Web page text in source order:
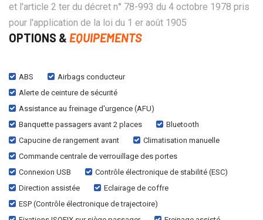
et l'article 2 ter du décret n° 78-993 du 4 octobre 1978 pris
pour l'application de la loi du 1 er août 1905
OPTIONS & EQUIPEMENTS
ABS
Airbags conducteur
Alerte de ceinture de sécurité
Assistance au freinage d'urgence (AFU)
Banquette passagers avant 2 places
Bluetooth
Capucine de rangement avant
Climatisation manuelle
Commande centrale de verrouillage des portes
Connexion USB
Contrôle électronique de stabilité (ESC)
Direction assistée
Eclairage de coffre
ESP (Contrôle électronique de trajectoire)